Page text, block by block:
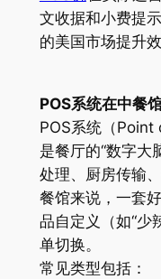
文收据和小费提
的美国市场提升
POS系统在中餐
POS系统（Point
是餐厅的“数字大
处理、厨房传输
餐馆来说，一套
品自定义（如“少
单切换。
常见类型包括：